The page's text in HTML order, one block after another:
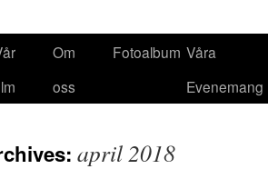
Om
oss
Fotoalbum Våra
Evenemang
april 2018